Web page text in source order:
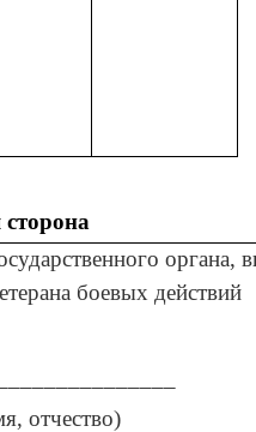
органа,
боевых действий
отчество)